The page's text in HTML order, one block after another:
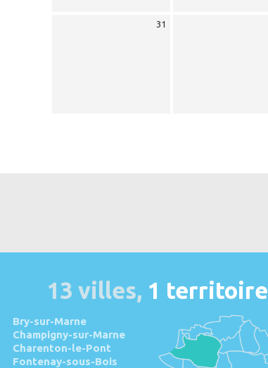
31
13 villes, 1 territoire
Bry-sur-Marne
Champigny-sur-Marne
Charenton-le-Pont
Fontenay-sous-Bois